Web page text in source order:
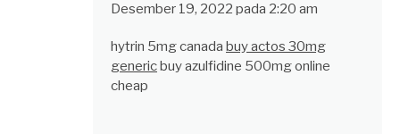
Desember 19, 2022 pada 2:20 am
hytrin 5mg canada buy actos 30mg
generic buy azulfidine 500mg online
cheap